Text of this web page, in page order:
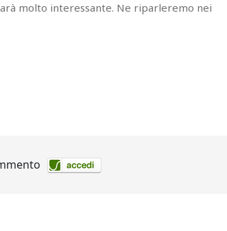
molto interessante. Ne riparleremo nei